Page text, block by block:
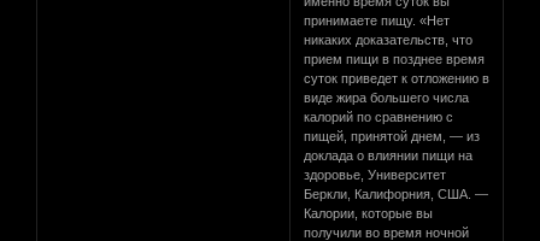
принимаете пищу. «Нет
никаких доказательств, что
прием пищи в позднее время
суток приведет к отложению в
виде жира большего числа
калорий по сравнению с
пищей, принятой днем, — из
доклада о влиянии пищи на
здоровье, Университет
Беркли, Калифорния, США. —
Калории, которые вы
получили во время ночной